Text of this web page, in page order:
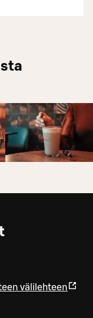
välilehteen